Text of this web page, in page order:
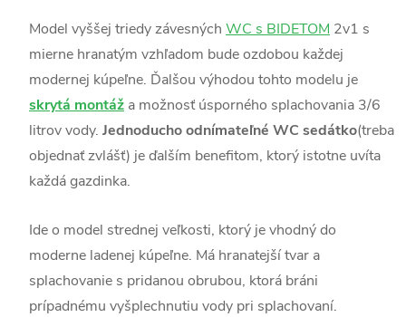
Model vyššej triedy závesných WC s BIDETOM 2v1 s
mierne hranatým vzhľadom bude ozdobou každej
modernej kúpeľne. Ďalšou výhodou tohto modelu je
skrytá montáž a možnosť úsporného splachovania 3/6
litrov vody. Jednoducho odnímateľné WC sedátko(treba
objednať zvlášť) je ďalším benefitom, ktorý istotne uvíta
každá gazdinka.
Ide o model strednej veľkosti, ktorý je vhodný do
moderne ladenej kúpeľne. Má hranatejší tvar a
splachovanie s pridanou obrubou, ktorá bráni
prípadnému vyšplechnutiu vody pri splachovaní.